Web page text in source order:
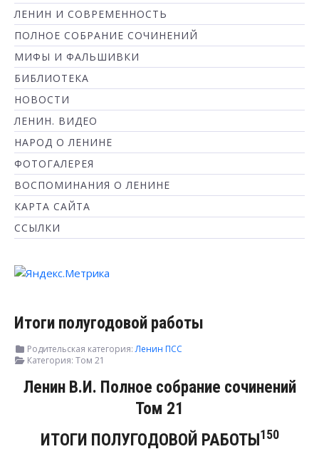
ЛЕНИН И СОВРЕМЕННОСТЬ
ПОЛНОЕ СОБРАНИЕ СОЧИНЕНИЙ
МИФЫ И ФАЛЬШИВКИ
БИБЛИОТЕКА
НОВОСТИ
ЛЕНИН. ВИДЕО
НАРОД О ЛЕНИНЕ
ФОТОГАЛЕРЕЯ
ВОСПОМИНАНИЯ О ЛЕНИНЕ
КАРТА САЙТА
ССЫЛКИ
Итоги полугодовой работы
Родительская категория:Ленин ПСС
Категория: Том 21
Ленин В.И. Полное собрание сочинений
Том 21
ИТОГИ ПОЛУГОДОВОЙ РАБОТЫ150